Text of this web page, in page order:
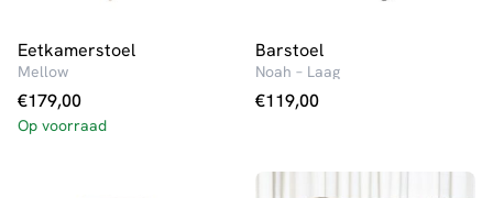
Eetkamerstoel
Mellow
€179,00
Op voorraad
Barstoel
Noah – Laag
€119,00